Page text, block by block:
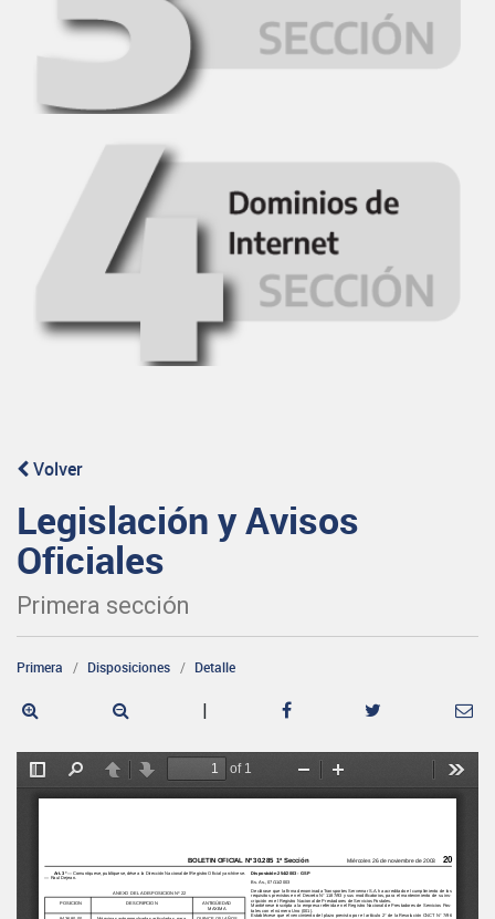
Volver
Legislación y Avisos
Oficiales
Primera sección
Primera Disposiciones Detalle
|